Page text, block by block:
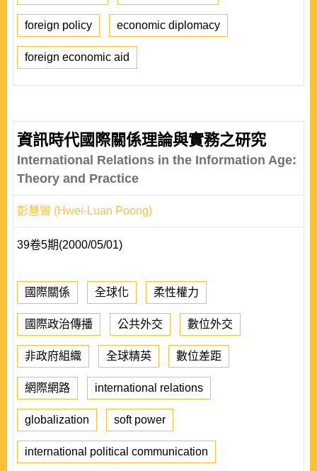
foreign policy economic diplomacy
foreign economic aid
資訊時代國際關係理論與實務之研究
International Relations in the Information Age:
Theory and Practice
彭慧鸞 (Hwei-Luan Poong)
39卷5期(2000/05/01)
國際關係 全球化 柔性權力
國際政治傳播 公共外交 數位外交
非政府組織 全球精英 數位差距
網際網路 international relations
globalization soft power
international political communication